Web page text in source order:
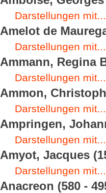
Darstellungen mit...
Amelot de
Darstellungen mit...
Ammann, Regina
Darstellungen mit...
Ammon,
Darstellungen mit...
Ampringen,
Darstellungen mit...
Amyot, Jacques
Darstellungen mit...
Anacreon (580 -